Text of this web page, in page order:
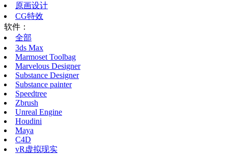
原画设计
CG特效
软件：
全部
3ds Max
Marmoset Toolbag
Marvelous Designer
Substance Designer
Substance painter
Speedtree
Zbrush
Unreal Engine
Houdini
Maya
C4D
vR虚拟现实